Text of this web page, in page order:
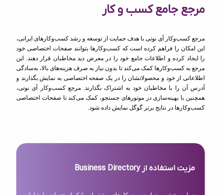
مرجع جامع کسب و کار
مرجع کسب‌وکار آی نوتی با هدف حمایت از توسعه و رشد کسب‌وکارهای ایرانی،
این امکان را فراهم کرده است که کسب‌وکارها بتوانند صفحات اختصاصی خود
را ایجاد کرده و اطلاعات جامع خود را در معرض دید مخاطبان قرار دهند. این
مرجع به کسب‌وکارها کمک می‌کند تا بدون نیاز به صرف هزینه‌های بالا، به‌سادگی
اطلاعاتی از خود و محصولاتشان را در یک صفحه اختصاصی به نمایش بگذارند و
آدرس آن را با مخاطبان خود به اشتراک بگذارند. مرجع کسب‌وکار آی نوتی،
همچنین با بهینه‌سازی در موتورهای جستجو، کمک می‌کند تا صفحات اختصاصی
کسب‌وکارها در نتایج برتر گوگل نمایش داده شود.
مزیت استفاده از Business Directory